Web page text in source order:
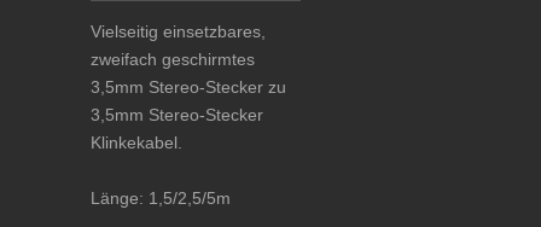
Vielseitig einsetzbares,
zweifach geschirmtes
3,5mm Stereo-Stecker zu
3,5mm Stereo-Stecker
Klinkekabel.
Länge: 1,5/2,5/5m